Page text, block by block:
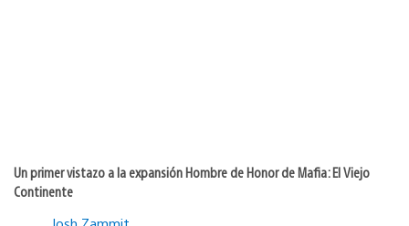
Un primer vistazo a la expansión Hombre de Honor de Mafia: El Viejo
Continente